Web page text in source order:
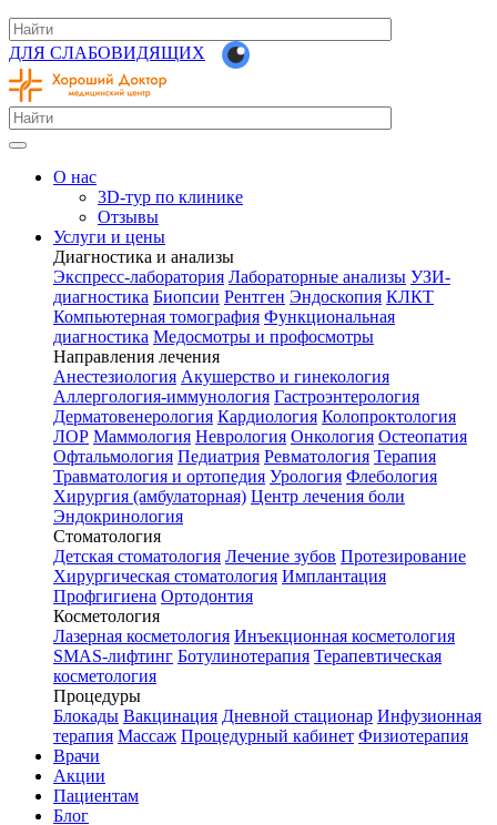
ДЛЯ СЛАБОВИДЯЩИХ
О нас
3D-тур по клинике
Отзывы
Услуги и цены
Диагностика и анализы
Экспресс-лаборатория Лабораторные анализы УЗИ-
диагностика Биопсии Рентген Эндоскопия КЛКТ
Компьютерная томография Функциональная
диагностика Медосмотры и профосмотры
Направления лечения
Анестезиология Акушерство и гинекология
Аллергология-иммунология Гастроэнтерология
Дерматовенерология Кардиология Колопроктология
ЛОР Маммология Неврология Онкология Остеопатия
Офтальмология Педиатрия Ревматология Терапия
Травматология и ортопедия Урология Флебология
Хирургия (амбулаторная) Центр лечения боли
Эндокринология
Стоматология
Детская стоматология Лечение зубов Протезирование
Хирургическая стоматология Имплантация
Профгигиена Ортодонтия
Косметология
Лазерная косметология Инъекционная косметология
SMAS-лифтинг Ботулинотерапия Терапевтическая
косметология
Процедуры
Блокады Вакцинация Дневной стационар Инфузионная
терапия Массаж Процедурный кабинет Физиотерапия
Врачи
Акции
Пациентам
Блог